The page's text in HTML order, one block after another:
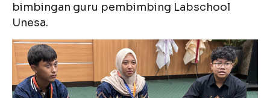
bimbingan guru pembimbing Labschool
Unesa.